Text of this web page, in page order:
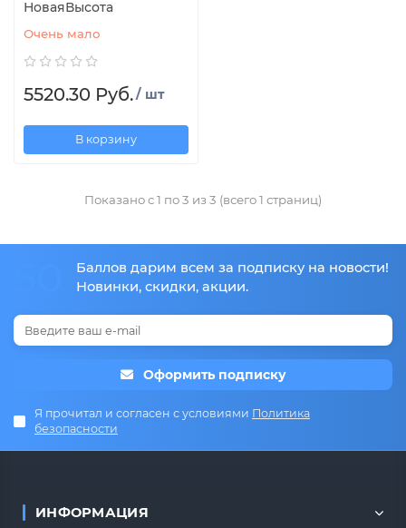
НоваяВысота
Очень мало
5520.30 Руб./ шт
В корзину
Показано с 1 по 3 из 3 (всего 1 страниц)
Баллов дарим всем за подписку на новости!
Новинки, скидки, акции.
Оформить подписку
Я прочитал и согласен с условиями Политика
безопасности
ИНФОРМАЦИЯ